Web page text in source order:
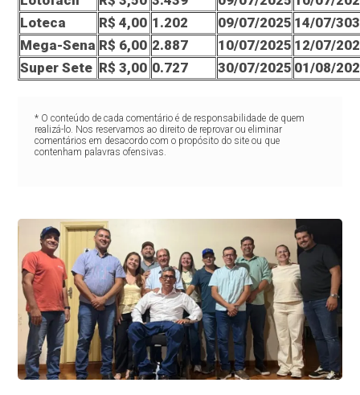
Loteca
R$ 4,00 1.202 09/07/2025 14/07/
Mega-Sena R$ 6,00 2.887 10/07/2025 12/07/
Super Sete R$ 3,00 0.727 30/07/2025 01/08/
* O conteúdo de cada comentário é de responsabilidade de quem
realizá-lo. Nos reservamos ao direito de reprovar ou eliminar
comentários em desacordo com o propósito do site ou que
contenham palavras ofensivas.